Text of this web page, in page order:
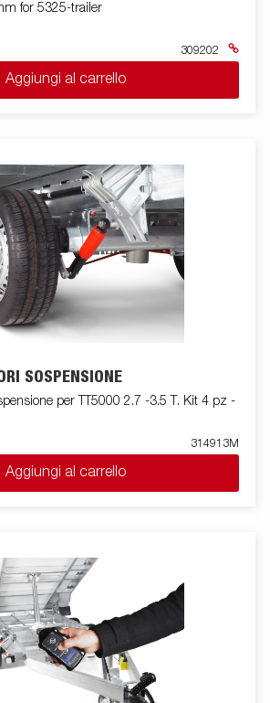
for 5325-trailer
309202
Aggiungi al carrello
SOSPENSIONE
per TT5000 2.7 -3.5 T. Kit 4 pz -
314913M
Aggiungi al carrello